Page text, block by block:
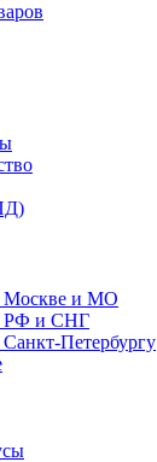
Москве и МО
РФ и СНГ
Петербургу